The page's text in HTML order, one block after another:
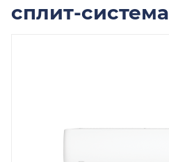
сплит-система